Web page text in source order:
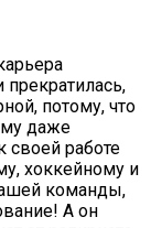
потому, что
даже
своей работе
хоккейному и
команды,
А он